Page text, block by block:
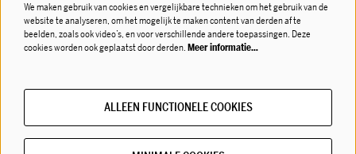
Volg ons
Meld je aan voor de nieuwsbrief!
We maken gebruik van cookies en vergelijkbare technieken om het gebruik van de
website te analyseren, om het mogelijk te maken content van derden af te
beelden, zoals ook video’s, en voor verschillende andere toepassingen. Deze
cookies worden ook geplaatst door derden.Meer informatie…
ALLEEN FUNCTIONELE COOKIES